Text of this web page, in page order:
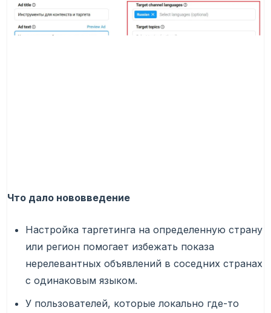
Что дало нововведение
Настройка таргетинга на определенную страну
или регион помогает избежать показа
нерелевантных объявлений в соседних странах
с одинаковым языком.
У пользователей, которые локально где-то